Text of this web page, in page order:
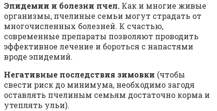
Эпидемии и болезни пчел. Как и многие живые
организмы, пчелиные семьи могут страдать от
многочисленных болезней. К счастью,
современные препараты позволяют проводить
эффективное лечение и бороться с напастями
вроде эпидемий.
Негативные последствия зимовки (чтобы
свести риск до минимума, необходимо загодя
оставлять пчелиным семьям достаточно корма и
утеплять ульи).